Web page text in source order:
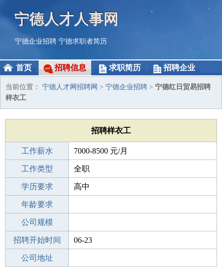
宁德人才人事网
宁德企业招聘 宁德求职者简历
首页 招聘信息 求职简历 招聘企业
当前位置： 宁德人才网招聘网 > 宁德企业招聘 > 宁德红日贸易招聘
样衣工
招聘样衣工
工作薪水 7000-8500 元/月
招聘人数 若干
工作类型 全职
性别要求 -
学历要求 高中
工作经验
年龄要求
工作地点
公司规模
公司电话
招聘开始时间 06-23
招聘结束时间
公司地址